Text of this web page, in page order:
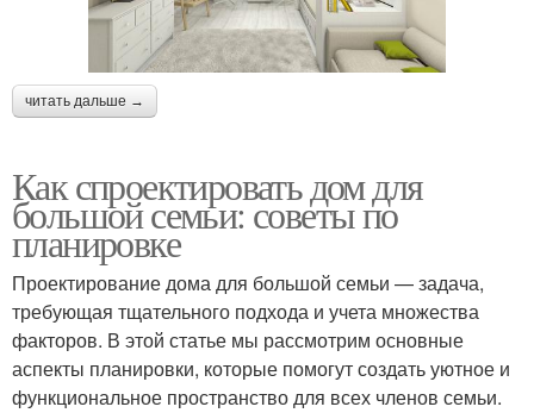
читать дальше →
Как спроектировать дом для
большой семьи: советы по
планировке
Проектирование дома для большой семьи — задача,
требующая тщательного подхода и учета множества
факторов. В этой статье мы рассмотрим основные
аспекты планировки, которые помогут создать уютное и
функциональное пространство для всех членов семьи.